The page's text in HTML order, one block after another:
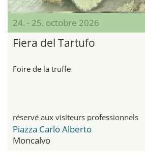
24. - 25. octobre 2026
Fiera del Tartufo
Foire de la truffe
réservé aux visiteurs professionnels
Piazza Carlo Alberto
Moncalvo